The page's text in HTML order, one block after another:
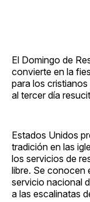
El Domingo de
convierte en la
para los
al tercer día
Estados Unidos
tradición en las
los servicios de
libre. Se conocen
servicio nacional
a las escalinatas